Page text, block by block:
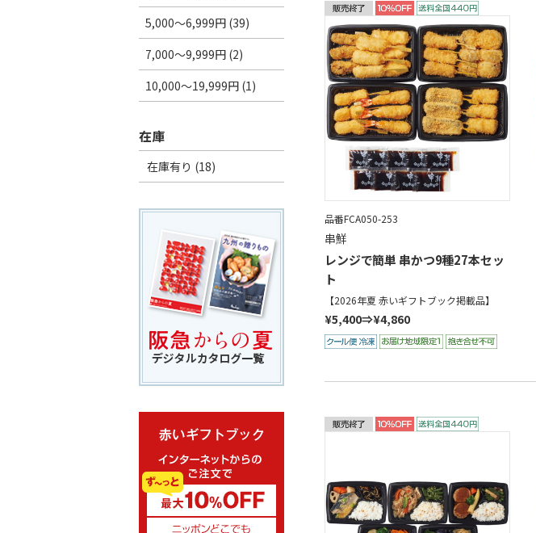
品番FCA050-253
串鮮
レンジで簡単 串かつ9種27本セッ
ト
【2026年夏 赤いギフトブック掲載品】
¥5,400⇒¥4,860
5,000～6,999円 (39)
7,000～9,999円 (2)
10,000～19,999円 (1)
在庫
在庫有り (18)